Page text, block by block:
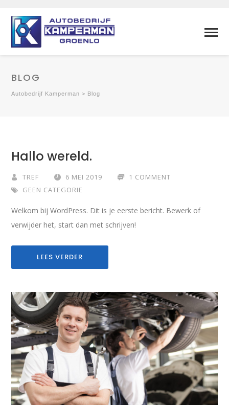
BLOG
Autobedrijf Kamperman > Blog
Hallo wereld.
TREF 6 MEI 2019
1 COMMENT
GEEN CATEGORIE
Welkom bij WordPress. Dit is je eerste bericht. Bewerk of
verwijder het, start dan met schrijven!
LEES VERDER